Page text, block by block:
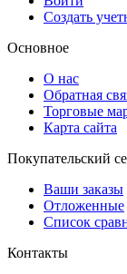
Создать
Основное
О нас
Обратная
Торговые
Карта сайта
Покупательский
Ваши заказы
Отложенные
Список
Контакты